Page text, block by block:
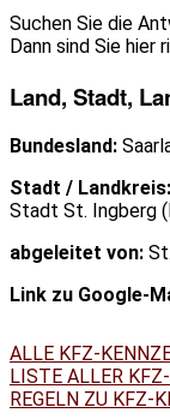
Suchen Sie die
Dann sind Sie hier
Land, Stadt,
Bundesland:
Stadt / Landkreis:
Stadt St. Ingberg
abgeleitet von:
Link zu Google-
ALLE KFZ-
LISTE ALLER
REGELN ZU KFZ-